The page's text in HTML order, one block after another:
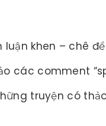
luận khen – chê
các comment
truyện có